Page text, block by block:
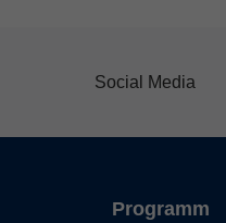
Social Media
Programm